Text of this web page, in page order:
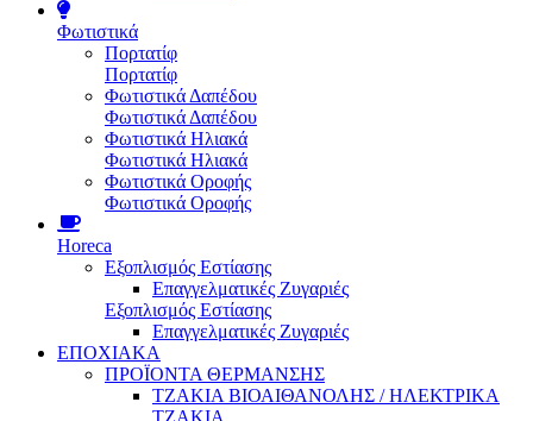
Φωτιστικά
Πορτατίφ
Πορτατίφ
Φωτιστικά Δαπέδου
Φωτιστικά Δαπέδου
Φωτιστικά Ηλιακά
Φωτιστικά Ηλιακά
Φωτιστικά Οροφής
Φωτιστικά Οροφής
Horeca
Εξοπλισμός Εστίασης
Επαγγελματικές Ζυγαριές
Εξοπλισμός Εστίασης
Επαγγελματικές Ζυγαριές
ΕΠΟΧΙΑΚΑ
ΠΡΟΪΟΝΤΑ ΘΕΡΜΑΝΣΗΣ
ΤΖΑΚΙΑ ΒΙΟΑΙΘΑΝΟΛΗΣ / ΗΛΕΚΤΡΙΚΑ
ΤΖΑΚΙΑ